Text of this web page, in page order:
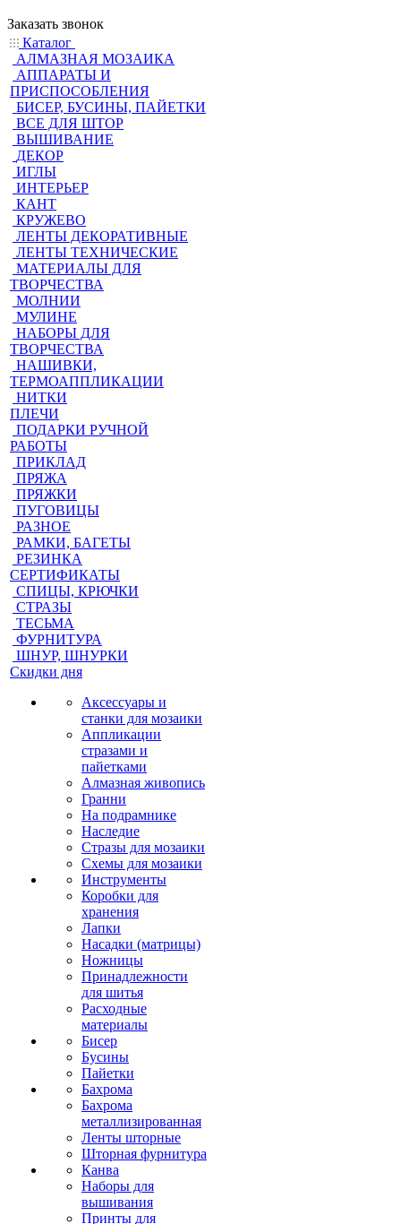
Заказать звонок
Каталог
АЛМАЗНАЯ МОЗАИКА
АППАРАТЫ И
ПРИСПОСОБЛЕНИЯ
БИСЕР, БУСИНЫ, ПАЙЕТКИ
ВСЕ ДЛЯ ШТОР
ВЫШИВАНИЕ
ДЕКОР
ИГЛЫ
ИНТЕРЬЕР
КАНТ
КРУЖЕВО
ЛЕНТЫ ДЕКОРАТИВНЫЕ
ЛЕНТЫ ТЕХНИЧЕСКИЕ
МАТЕРИАЛЫ ДЛЯ
ТВОРЧЕСТВА
МОЛНИИ
МУЛИНЕ
НАБОРЫ ДЛЯ
ТВОРЧЕСТВА
НАШИВКИ,
ТЕРМОАППЛИКАЦИИ
НИТКИ
ПЛЕЧИ
ПОДАРКИ РУЧНОЙ
РАБОТЫ
ПРИКЛАД
ПРЯЖА
ПРЯЖКИ
ПУГОВИЦЫ
РАЗНОЕ
РАМКИ, БАГЕТЫ
РЕЗИНКА
СЕРТИФИКАТЫ
СПИЦЫ, КРЮЧКИ
СТРАЗЫ
ТЕСЬМА
ФУРНИТУРА
ШНУР, ШНУРКИ
Скидки дня
Аксессуары и
станки для мозаики
Аппликации
стразами и
пайетками
Алмазная живопись
Гранни
На подрамнике
Наследие
Стразы для мозаики
Схемы для мозаики
Инструменты
Коробки для
хранения
Лапки
Насадки (матрицы)
Ножницы
Принадлежности
для шитья
Расходные
материалы
Бисер
Бусины
Пайетки
Бахрома
Бахрома
металлизированная
Ленты шторные
Шторная фурнитура
Канва
Наборы для
вышивания
Принты для